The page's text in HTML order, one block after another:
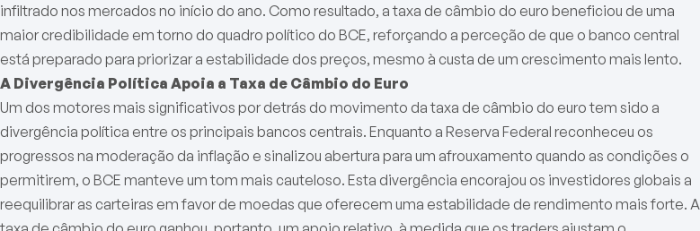
infiltrado nos mercados no início do ano. Como resultado, a taxa de câmbio do euro beneficiou de uma
maior credibilidade em torno do quadro político do BCE, reforçando a perceção de que o banco central
está preparado para priorizar a estabilidade dos preços, mesmo à custa de um crescimento mais lento.
A Divergência Política Apoia a Taxa de Câmbio do Euro
Um dos motores mais significativos por detrás do movimento da taxa de câmbio do euro tem sido a
divergência política entre os principais bancos centrais. Enquanto a Reserva Federal reconheceu os
progressos na moderação da inflação e sinalizou abertura para um afrouxamento quando as condições o
permitirem, o BCE manteve um tom mais cauteloso. Esta divergência encorajou os investidores globais a
reequilibrar as carteiras em favor de moedas que oferecem uma estabilidade de rendimento mais forte. A